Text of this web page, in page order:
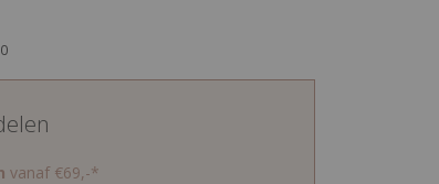
vanaf €69,-*